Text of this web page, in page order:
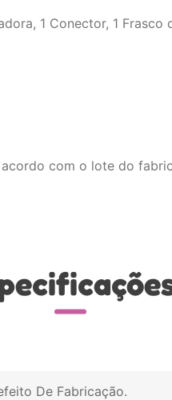
1 Conector, 1
com o lote do
De Fabricação